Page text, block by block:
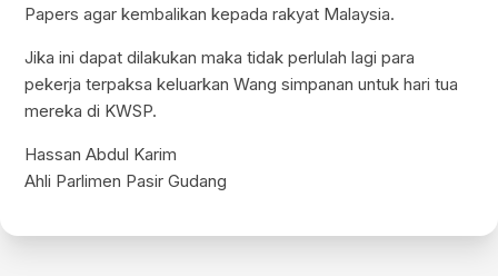
Papers agar kembalikan kepada rakyat Malaysia.
Jika ini dapat dilakukan maka tidak perlulah lagi para
pekerja terpaksa keluarkan Wang simpanan untuk hari tua
mereka di KWSP.
Hassan Abdul Karim
Ahli Parlimen Pasir Gudang